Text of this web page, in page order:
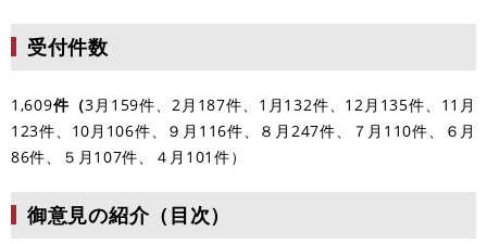
受付件数
1,609件（3月159件、2月187件、1月132件、12月135件、11月
123件、10月106件、​９月116件​、８月247件、​７月110件、６月
86件、５月107件、４月101件）
御意見の紹介（目次）